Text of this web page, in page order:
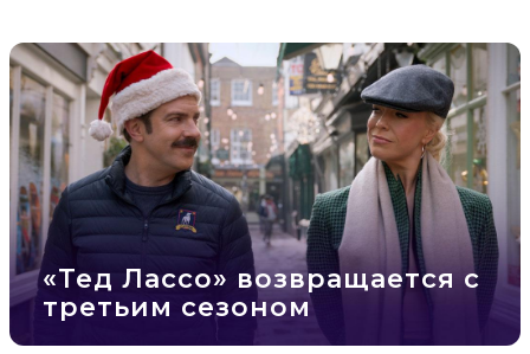
«Тед Лассо» возвращается с
третьим сезоном